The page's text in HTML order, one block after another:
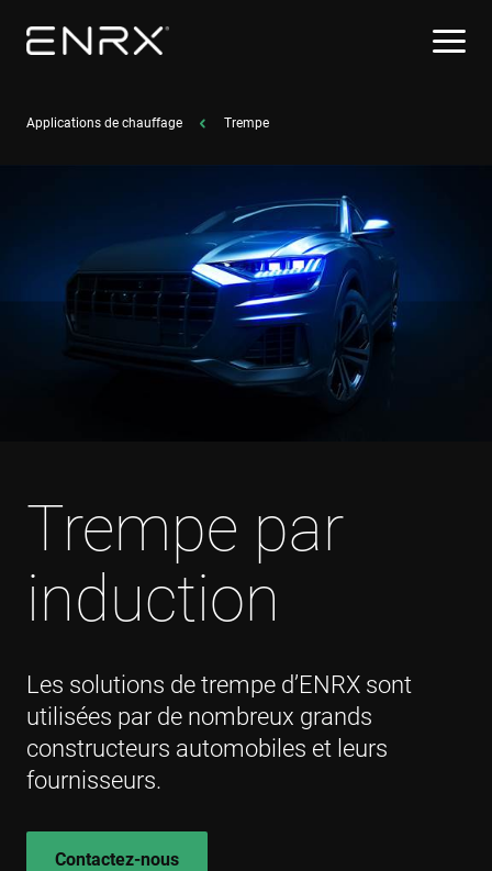
Applications de chauffage Trempe
Trempe par
induction
Les solutions de trempe d’ENRX sont
utilisées par de nombreux grands
constructeurs automobiles et leurs
fournisseurs.
Contactez-nous